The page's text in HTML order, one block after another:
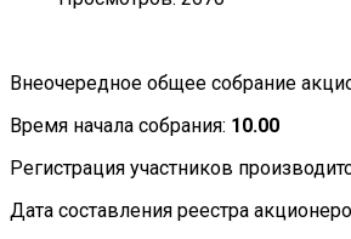
Внеочередное общее собрание
Время начала собрания: 10.00
Регистрация участников
Дата составления реестра